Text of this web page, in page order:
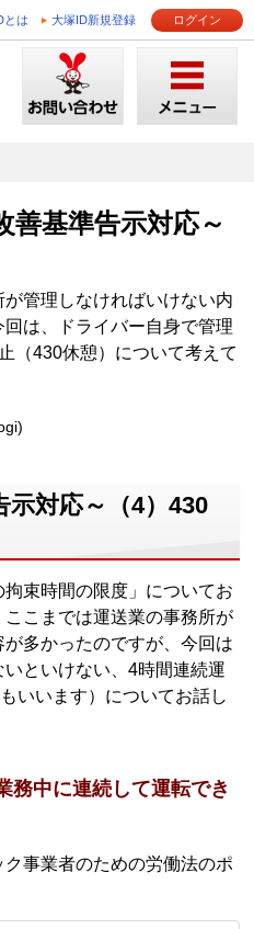
とは 大塚ID新規登録 ログイン
善基準告示対応～
管理しなければいけない内
は、ドライバー自身で管理
（430休憩）について考えて
示対応～（4）430
束時間の限度」についてお
こまでは運送業の事務所が
多かったのですが、今回は
といけない、4時間連続運
いいます）についてお話し
務中に連続して運転でき
事業者のための労働法のポ